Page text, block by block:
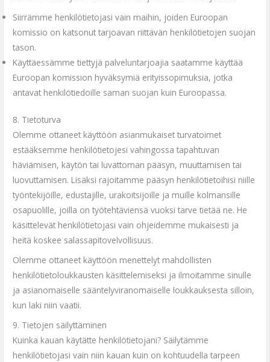
Siirrämme henkilötietojasi vain maihin, joiden Euroopan
komissio on katsonut tarjoavan riittävän henkilötietojen suojan
tason.
Käyttäessämme tiettyjä palveluntarjoajia saatamme käyttää
Euroopan komission hyväksymiä erityissopimuksia, jotka
antavat henkilötiedoille saman suojan kuin Euroopassa.
8. Tietoturva
Olemme ottaneet käyttöön asianmukaiset turvatoimet
estääksemme henkilötietojesi vahingossa tapahtuvan
häviämisen, käytön tai luvattoman pääsyn, muuttamisen tai
luovuttamisen. Lisäksi rajoitamme pääsyn henkilötietoihisi niille
työntekijöille, edustajille, urakoitsijoille ja muille kolmansille
osapuolille, joilla on työtehtäviensä vuoksi tarve tietää ne. He
käsittelevät henkilötietojasi vain ohjeidemme mukaisesti ja
heitä koskee salassapitovelvollisuus.
Olemme ottaneet käyttöön menettelyt mahdollisten
henkilötietoloukkausten käsittelemiseksi ja ilmoitamme sinulle
ja asianomaiselle sääntelyviranomaiselle loukkauksesta silloin,
kun laki niin vaatii.
9. Tietojen säilyttäminen
Kuinka kauan käytätte henkilötietojani? Säilytämme
henkilötietojasi vain niin kauan kuin on kohtuudella tarpeen